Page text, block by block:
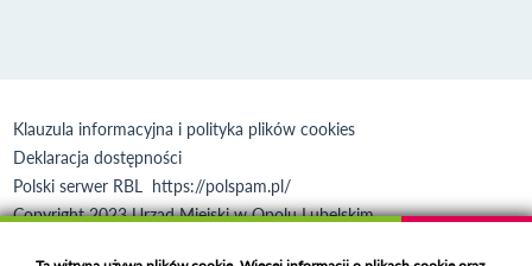
Klauzula informacyjna i polityka plików cookies
Deklaracja dostępności
Polski serwer RBL https://polspam.pl/
Copyright 2023 Urząd Miejski w Opolu Lubelskim